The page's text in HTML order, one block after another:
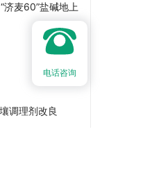
麦60”盐碱地上
调理剂改良
电话咨询